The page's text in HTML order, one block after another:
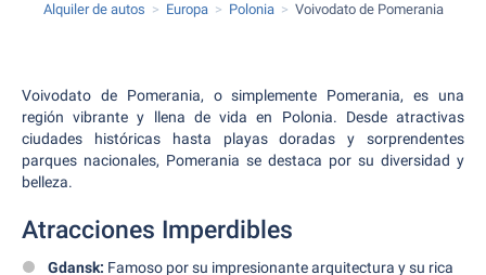
Alquiler de autos Europa Polonia Voivodato de Pomerania
Voivodato de Pomerania, o simplemente Pomerania, es una
región vibrante y llena de vida en Polonia. Desde atractivas
ciudades históricas hasta playas doradas y sorprendentes
parques nacionales, Pomerania se destaca por su diversidad y
belleza.
Atracciones Imperdibles
Gdansk: Famoso por su impresionante arquitectura y su rica